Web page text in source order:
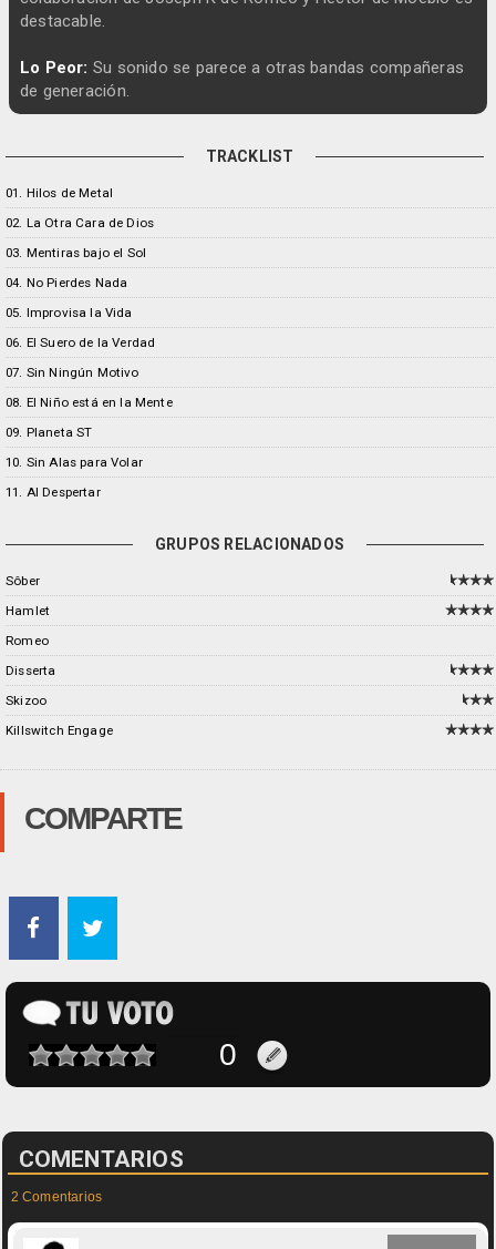
destacable.
Lo Peor: Su sonido se parece a otras bandas compañeras
de generación.
TRACKLIST
01. Hilos de Metal
02. La Otra Cara de Dios
03. Mentiras bajo el Sol
04. No Pierdes Nada
05. Improvisa la Vida
06. El Suero de la Verdad
07. Sin Ningún Motivo
08. El Niño está en la Mente
09. Planeta ST
10. Sin Alas para Volar
11. Al Despertar
GRUPOS RELACIONADOS
Sôber
Hamlet
Romeo
Disserta
Skizoo
Killswitch Engage
COMPARTE
COMENTARIOS
2 Comentarios